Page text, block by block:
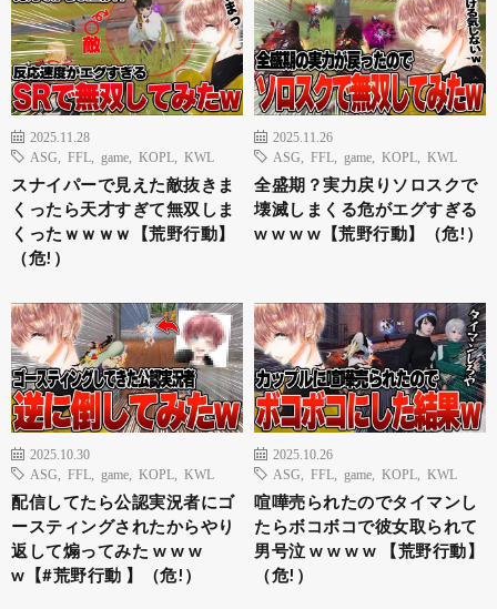
2025.11.28
ASG
FFL game KOPL KWL
スナイパーで見えた敵抜きま
くったら天才すぎて無双しま
くったｗｗｗｗ【荒野行動】
（危!）
2025.11.26
ASG
FFL game KOPL KWL
全盛期？実力戻りソロスクで
壊滅しまくる危がエグすぎる
w w w w【荒野行動】（危!）
2025.10.30
ASG
FFL game KOPL KWL
配信してたら公認実況者にゴ
ースティングされたからやり
返して煽ってみた w w w
w【#荒野行動 】（危!）
2025.10.26
ASG
FFL game KOPL KWL
喧嘩売られたのでタイマンし
たらボコボコで彼女取られて
男号泣 w w w w 【荒野行動】
（危!）